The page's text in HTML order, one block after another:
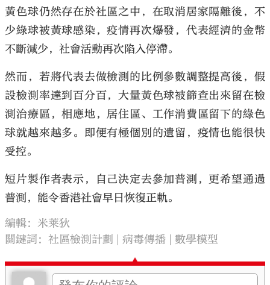
黃色球仍然存在於社區之中，在取消居家隔離後，不
少綠球被黃球感染，疫情再次爆發，代表經濟的金幣
不斷減少，社會活動再次陷入停滯。
然而，若將代表去做檢測的比例參數調整提高後，假
設檢測率達到百分百，大量黃色球被篩查出來留在檢
測治療區，相應地，居住區、工作消費區留下的綠色
球就越來越多。即便有極個別的遺留，疫情也能很快
受控。
短片製作者表示，自己決定去參加普測，更希望通過
普測，能令香港社會早日恢復正軌。
編輯：米莱狄
關鍵詞：社區檢測計劃 病毒傳播 數學模型